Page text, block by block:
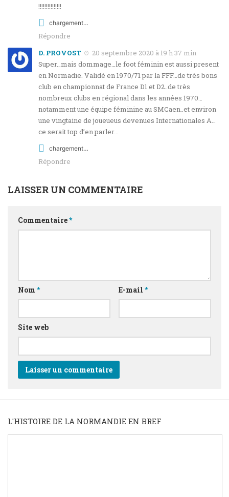
!!!!!!!!!!!!!!!
chargement…
Répondre
D. PROVOST
20 septembre 2020 à 19 h 37 min
Super…mais dommage…le foot féminin est aussi present
en Normadie. Validé en 1970/71 par la FFF…de très bons
club en championnat de France D1 et D2..de très
nombreux clubs en régional dans les années 1970…
notamment une équipe féminine au SMCaen..et environ
une vingtaine de joueueus devenues Internationales A…
ce serait top d’en parler…
chargement…
Répondre
LAISSER UN COMMENTAIRE
Commentaire*
Nom * E-mail *
Site web
L'HISTOIRE DE LA NORMANDIE EN BREF